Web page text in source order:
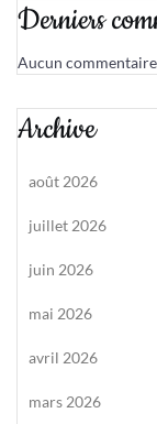
Derniers
Aucun
Archive
août 2026
juillet 2026
juin 2026
mai 2026
avril 2026
mars 2026